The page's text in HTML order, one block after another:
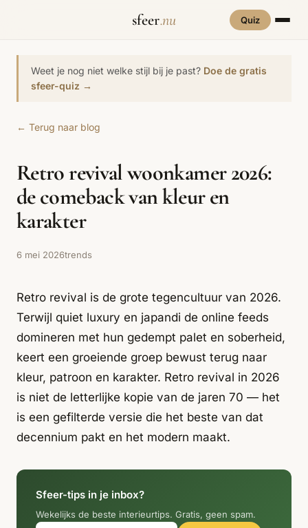
sfeer.nu Quiz
INTERIEURSTIJLEN
Biophilic
Interieur
Brutalisme Coastal
Comfort
Maxxing
Dopamine
Industrial
Italiaans
Design
Japandi
Japans Zen Maximalistisch Mediterraans
Midcentury
Modern
Modern
Klassiek
Modern
Landelijk
Moody
Natural Living New Raw
Scandinavisch Wabi-Sabi
RUIMTES
Badkamer Werkkamer
Kinderkamer
Weet je nog niet welke stijl bij je past? Doe de gratis
sfeer-quiz →
← Terug naar blog
Retro revival woonkamer 2026:
de comeback van kleur en
karakter
6 mei 2026trends
Retro revival is de grote tegencultuur van 2026.
Terwijl quiet luxury en japandi de online feeds
domineren met hun gedempt palet en soberheid,
keert een groeiende groep bewust terug naar
kleur, patroon en karakter. Retro revival in 2026
is niet de letterlijke kopie van de jaren 70 — het
is een gefilterde versie die het beste van dat
decennium pakt en het modern maakt.
Sfeer-tips in je inbox?
Wekelijks de beste interieurtips. Gratis, geen spam.